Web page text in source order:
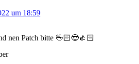
um 18:59
nen Patch bitte 🖖🏻😎👍🏻